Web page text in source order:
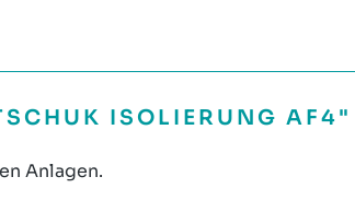
ISOLIERUNG AF4"
Anlagen.